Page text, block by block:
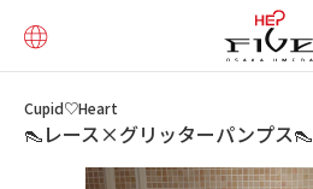
Cupid♡Heart
👠レース×グリッターパンプス👠